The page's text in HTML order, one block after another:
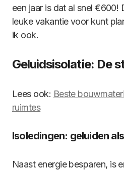
een jaar is dat al snel €600!
leuke vakantie voor kunt
ik ook.
Geluidsisolatie: De
Lees ook: Beste
ruimtes
Isoledingen: geluiden
Naast energie besparen, is